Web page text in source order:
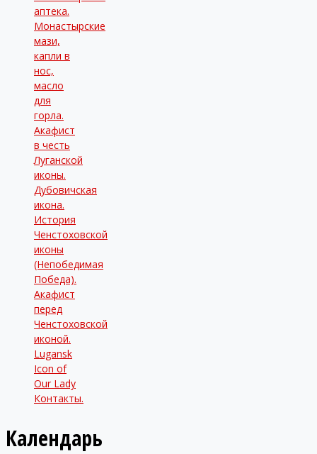
аптека.
Монастырские
мази,
капли в
нос,
масло
для
горла.
Акафист
в честь
Луганской
иконы.
Дубовичская
икона.
История
Ченстоховской
иконы
(Непобедимая
Победа).
Акафист
перед
Ченстоховской
иконой.
Lugansk
Icon of
Our Lady
Контакты.
Календарь